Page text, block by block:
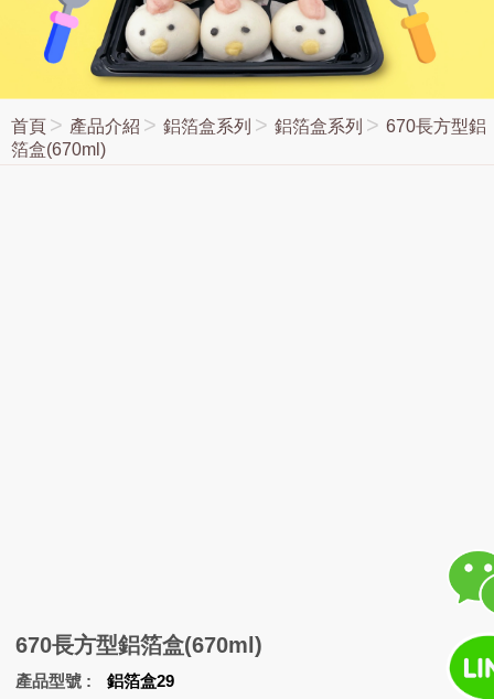
首頁 產品介紹 鋁箔盒系列 鋁箔盒系列
670長方型鋁
箔盒(670ml)
670長方型鋁箔盒(670ml)
產品型號 鋁箔盒29